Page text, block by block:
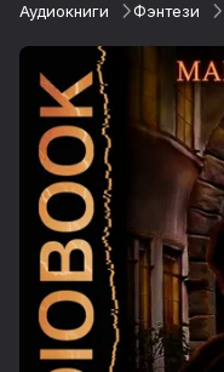
Аудиокниги Фэнтези